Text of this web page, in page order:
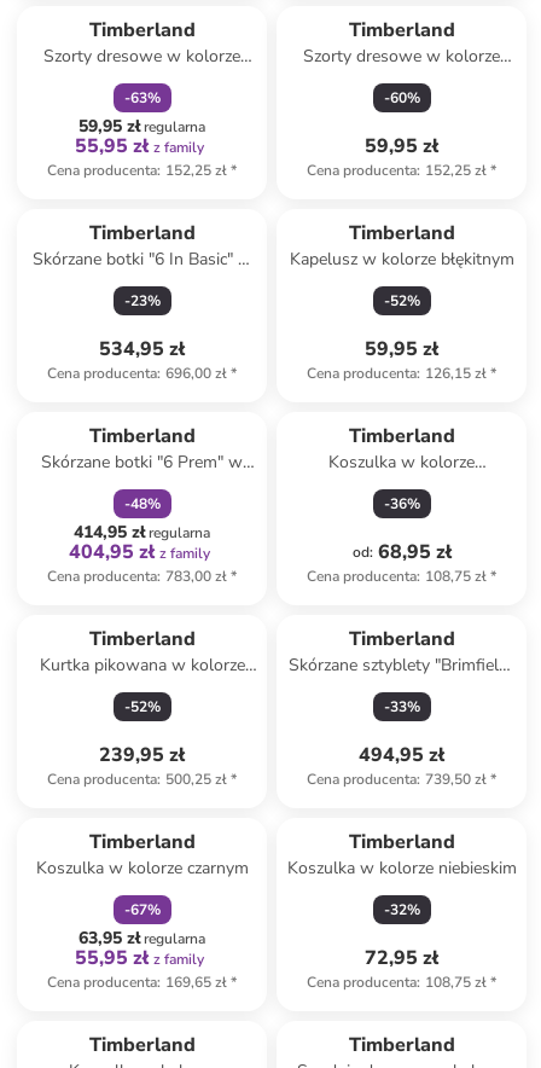
Timberland
Szorty dresowe w kolorze
żółtym
-63%
59,95 złregularna
55,95 zł z family
Cena producenta: 152,25 zł*
Timberland
Szorty dresowe w kolorze
koralowym
-60%
59,95 zł
Cena producenta: 152,25 zł*
Timberland
Skórzane botki "6 In Basic" w
kolorze czarnym
-23%
534,95 zł
Cena producenta: 696,00 zł*
Timberland
Kapelusz w kolorze błękitnym
-52%
59,95 zł
Cena producenta: 126,15 zł*
Timberland
Skórzane botki "6 Prem" w
kolorze brązowym
-48%
414,95 złregularna
404,95 zł z family
Cena producenta: 783,00 zł*
Timberland
Koszulka w kolorze
pomarańczowym
-36%
od: 68,95 zł
Cena producenta: 108,75 zł*
Timberland
Kurtka pikowana w kolorze
czarno-oliwkowym
-52%
239,95 zł
Cena producenta: 500,25 zł*
Timberland
Skórzane sztyblety "Brimfield"
w kolorze brązowym
-33%
494,95 zł
Cena producenta: 739,50 zł*
Timberland
Koszulka w kolorze czarnym
-67%
63,95 złregularna
55,95 zł z family
Cena producenta: 169,65 zł*
Timberland
Koszulka w kolorze niebieskim
-32%
72,95 zł
Cena producenta: 108,75 zł*
Timberland Timberland